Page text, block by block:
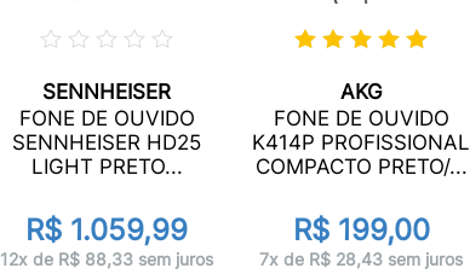
SENNHEISER
FONE DE OUVIDO
SENNHEISER HD25
LIGHT PRETO...
R$ 1.059,99
12x de R$ 88,33 sem juros
AKG
FONE DE OUVIDO
K414P PROFISSIONAL
COMPACTO PRETO/...
R$ 199,00
7x de R$ 28,43 sem juros